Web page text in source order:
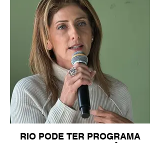
RIO PODE TER PROGRAMA